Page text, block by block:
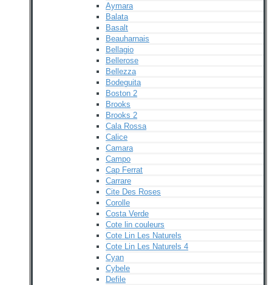
Aymara
Balata
Basalt
Beauharnais
Bellagio
Bellerose
Bellezza
Bodeguita
Boston 2
Brooks
Brooks 2
Cala Rossa
Calice
Camara
Campo
Cap Ferrat
Carrare
Cite Des Roses
Corolle
Costa Verde
Cote lin couleurs
Cote Lin Les Naturels
Cote Lin Les Naturels 4
Cyan
Cybele
Defile